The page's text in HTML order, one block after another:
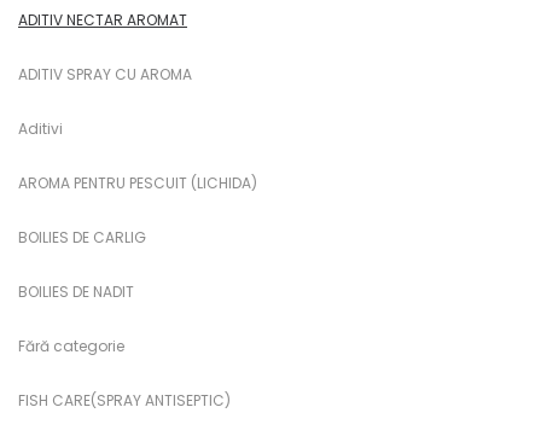
ADITIV NECTAR AROMAT
ADITIV SPRAY CU AROMA
Aditivi
AROMA PENTRU PESCUIT (LICHIDA)
BOILIES DE CARLIG
BOILIES DE NADIT
Fără categorie
FISH CARE(SPRAY ANTISEPTIC)